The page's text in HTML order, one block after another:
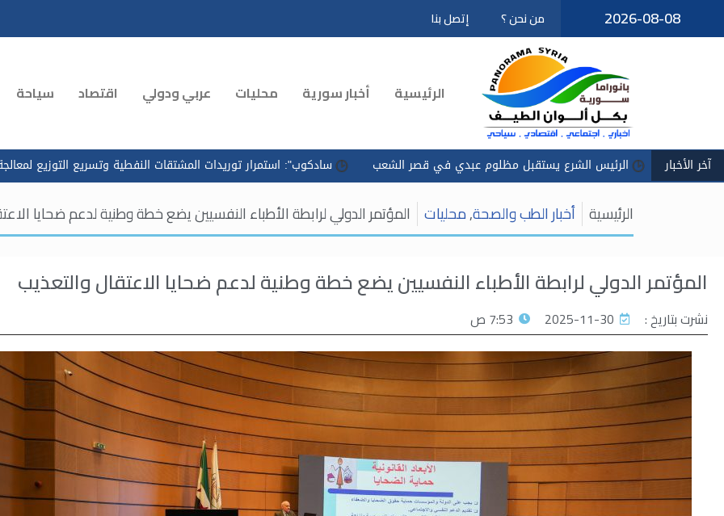
تخطى
2026-08-08 من نحن ؟ إتصل بنا
الرئيسية أخبار سورية محليات عربي ودولي اقتصاد سياحة
آخر الأخبار
الرئيس الشرع يستقبل مظلوم عبدي في قصر الشعب سادكوب": استمرار توريدات المشتقات النفطية وتسريع التوزيع لمعالجة الازدحام في
الرئيسية أخبار الطب والصحة,محليات المؤتمر الدولي لرابطة الأطباء النفسيين يضع خطة وطنية لدعم ضحايا
المؤتمر الدولي لرابطة الأطباء النفسيين يضع خطة وطنية لدعم ضحايا الاعتقال والتعذيب
نشرت بتاريخ : 2025-11-30 7:53 ص